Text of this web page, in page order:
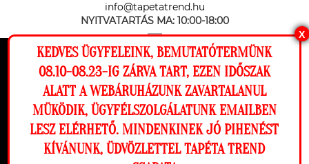
Ez a weboldal cookie-kat használ, hogy a
lehető legjobb élményt nyújtsa honlapunkon.
Beállítások
Elutasítom Engedélyezem
info@tapetatrend.hu
NYITVATARTÁS MA: 10:00-18:00
Az online fizetést a Barion Payment Zrt. biztosítja, MNB engedély
száma: H-EN-I-1064/2013
X
KEDVES ÜGYFELEINK, BEMUTATÓTERMÜNK
08.10-08.23-IG ZÁRVA TART, EZEN IDŐSZAK
ALATT A WEBÁRUHÁZUNK ZAVARTALANUL
MÜKÖDIK, ÜGYFÉLSZOLGÁLATUNK EMAILBEN
LESZ ELÉRHETŐ. MINDENKINEK JÓ PIHENÉST
KÍVÁNUNK, ÜDVÖZLETTEL TAPÉTA TREND